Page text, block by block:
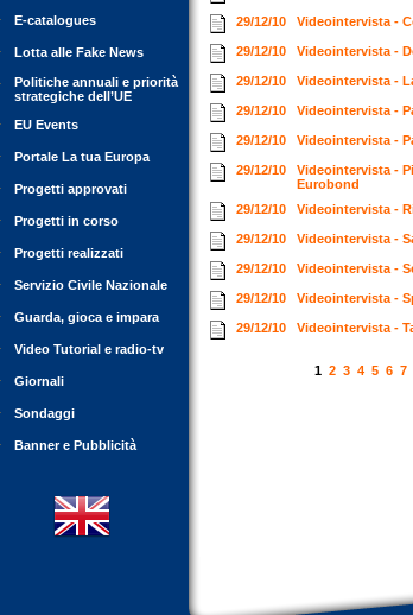
E-catalogues
Lotta alle Fake News
Politiche annuali e priorità
strategiche dell’UE
EU Events
Portale La tua Europa
Progetti approvati
Progetti in corso
Progetti realizzati
Servizio Civile Nazionale
Guarda, gioca e impara
Video Tutorial e radio-tv
Giornali
Sondaggi
Banner e Pubblicità
29/12/10 Videointervista -
29/12/10 Videointervista -
29/12/10 Videointervista -
29/12/10 Videointervista -
29/12/10 Videointervista -
29/12/10
Videointervista -
Eurobond
29/12/10
Videointervista -
29/12/10 Videointervista -
29/12/10 Videointervista -
29/12/10 Videointervista -
29/12/10 Videointervista -
1 2 3 4 5 6 7